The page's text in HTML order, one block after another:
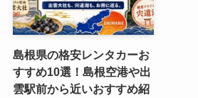
島根県の格安レンタカーお
すすめ10選！島根空港や出
雲駅前から近いおすすめ紹